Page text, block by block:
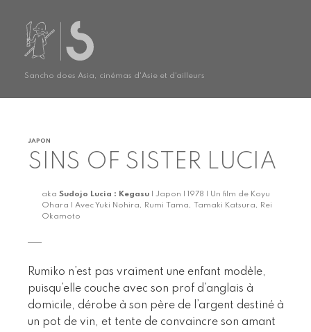
Sancho does Asia, cinémas d'Asie et d'ailleurs
JAPON
SINS OF SISTER LUCIA
aka Sudojo Lucia : Kegasu | Japon | 1978 | Un film de Koyu
Ohara | Avec Yuki Nohira, Rumi Tama, Tamaki Katsura, Rei
Okamoto
Rumiko n’est pas vraiment une enfant modèle,
puisqu’elle couche avec son prof d’anglais à
domicile, dérobe à son père de l’argent destiné à
un pot de vin, et tente de convaincre son amant